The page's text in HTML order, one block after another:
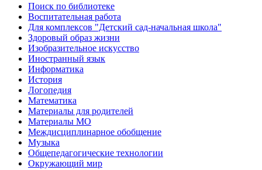
Поиск по библиотеке
Воспитательная работа
Для комплексов "Детский сад-начальная школа"
Здоровый образ жизни
Изобразительное искусство
Иностранный язык
Информатика
История
Логопедия
Математика
Материалы для родителей
Материалы МО
Междисциплинарное обобщение
Музыка
Общепедагогические технологии
Окружающий мир